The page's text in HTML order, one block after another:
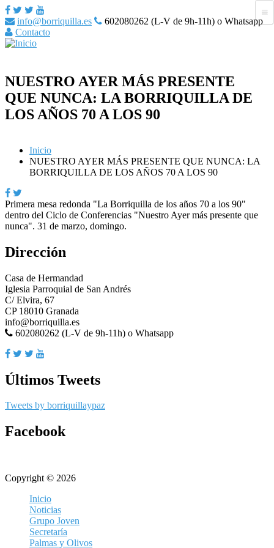
info@borriquilla.es
602080262 (L-V de 9h-11h) o Whatsapp
Contacto
NUESTRO AYER MÁS PRESENTE
QUE NUNCA: LA BORRIQUILLA DE
LOS AÑOS 70 A LOS 90
Inicio
NUESTRO AYER MÁS PRESENTE QUE NUNCA: LA
BORRIQUILLA DE LOS AÑOS 70 A LOS 90
Primera mesa redonda "La Borriquilla de los años 70 a los 90"
dentro del Ciclo de Conferencias "Nuestro Ayer más presente que
nunca". 31 de marzo, domingo.
Dirección
Casa de Hermandad
Iglesia Parroquial de San Andrés
C/ Elvira, 67
CP 18010 Granada
info@borriquilla.es
602080262 (L-V de 9h-11h) o Whatsapp
Últimos Tweets
Tweets by borriquillaypaz
Facebook
Copyright © 2026
Inicio
Noticias
Grupo Joven
Secretaría
Palmas y Olivos